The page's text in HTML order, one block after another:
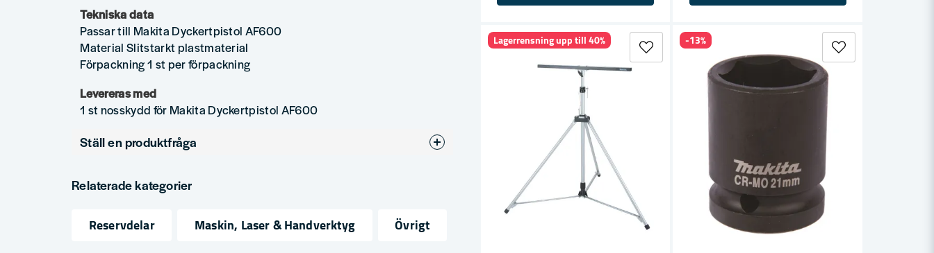
Tekniska data
Passar till Makita Dyckertpistol AF600
Material Slitstarkt plastmaterial
Förpackning 1 st per förpackning
Levereras med
1 st nosskydd för Makita Dyckertpistol AF600
Ställ en produktfråga
Fråga oss något om denna produkten...
Relaterade kategorier
Reservdelar Maskin, Laser & Handverktyg Övrigt
Lagerrensning upp till 40% -13%